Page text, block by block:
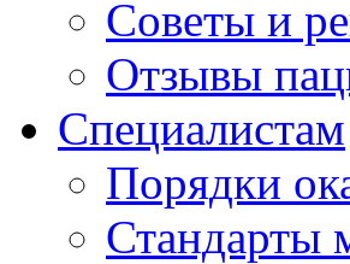
Советы и
Отзывы
Специалистам
Порядки
Стандарты